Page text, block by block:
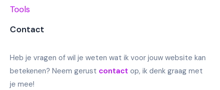
Tools
Contact
Heb je vragen of wil je weten wat ik voor jouw website kan
betekenen? Neem gerust contact op, ik denk graag met
je mee!